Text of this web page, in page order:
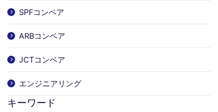
SPFコンベア
ARBコンベア
JCTコンベア
エンジニアリング
キーワード